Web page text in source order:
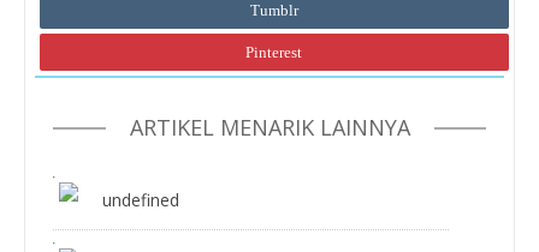
Tumblr
Pinterest
ARTIKEL MENARIK LAINNYA
undefined